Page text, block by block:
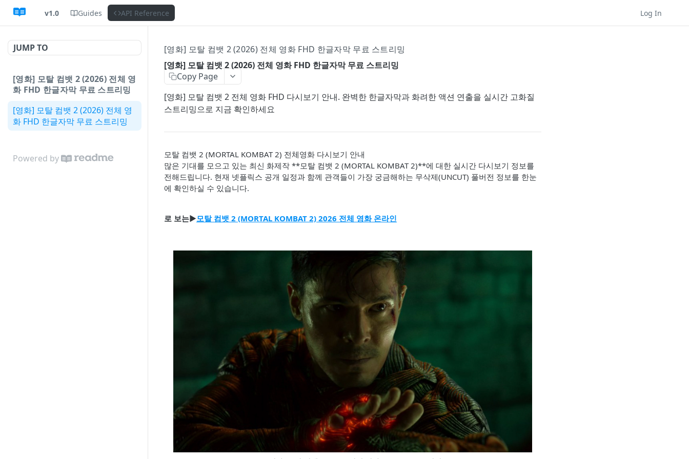
v1.0 Guides API Reference Log In
JUMP TO
[영화] 모탈 컴뱃 2 (2026) 전체 영
화 FHD 한글자막 무료 스트리밍
[영화] 모탈 컴뱃 2 (2026) 전체 영
화 FHD 한글자막 무료 스트리밍
Powered by
[영화] 모탈 컴뱃 2 (2026) 전체 영화 FHD 한글자막 무료 스트리밍
[영화] 모탈 컴뱃 2 (2026) 전체 영화 FHD 한글자막 무료 스트리밍
Copy Page
[영화] 모탈 컴뱃 2 전체 영화 FHD 다시보기 안내. 완벽한 한글자막과 화려한 액션 연출을 실시간 고화질
스트리밍으로 지금 확인하세요
모탈 컴뱃 2 (MORTAL KOMBAT 2) 전체영화 다시보기 안내
많은 기대를 모으고 있는 최신 화제작 **모탈 컴뱃 2 (MORTAL KOMBAT 2)**에 대한 실시간 다시보기 정보를
전해드립니다. 현재 넷플릭스 공개 일정과 함께 관객들이 가장 궁금해하는 무삭제(UNCUT) 풀버전 정보를 한눈
에 확인하실 수 있습니다.
로 보는▶️모탈 컴뱃 2 (MORTAL KOMBAT 2) 2026 전체 영화 온라인